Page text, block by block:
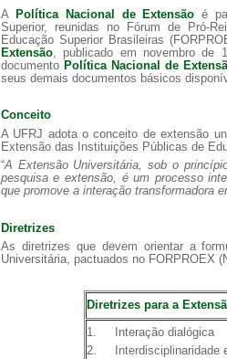
A Política Nacional de Extensãoé
Superior, reunidas no Fórum de Pró-
Educação Superior Brasileiras
Extensão, publicado em novembro de
documento Política Nacional de
seus demais documentos básicos
Conceito
A UFRJ adota o conceito de extensão
Extensão das Instituições Públicas de
“A Extensão Universitária, sob o
pesquisa e extensão, é um processo
que promove a interação transformadora
Diretrizes
As diretrizes que devem orientar a
Universitária, pactuados no FORPROEX
Diretrizes para a
1. Interação dialógica
2. Interdisciplinaridade